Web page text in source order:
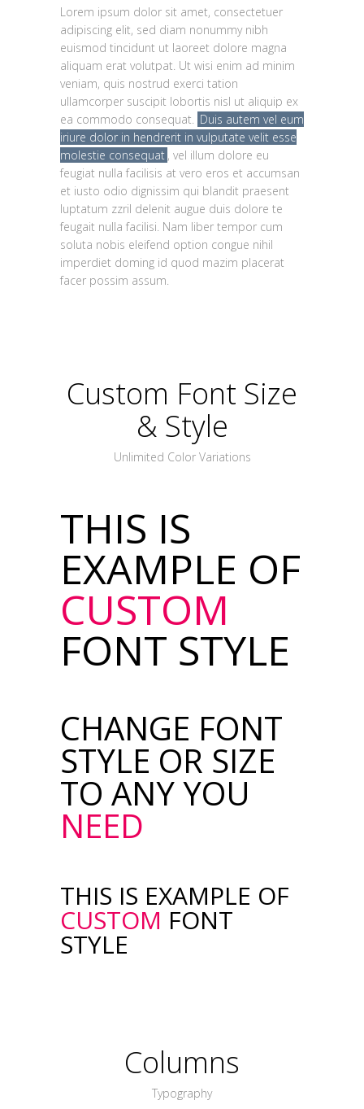
Lorem ipsum dolor sit amet, consectetuer
adipiscing elit, sed diam nonummy nibh
euismod tincidunt ut laoreet dolore magna
aliquam erat volutpat. Ut wisi enim ad minim
veniam, quis nostrud exerci tation
ullamcorper suscipit lobortis nisl ut aliquip ex
ea commodo consequat. Duis autem vel eum
iriure dolor in hendrerit in vulputate velit esse
molestie consequat , vel illum dolore eu
feugiat nulla facilisis at vero eros et accumsan
et iusto odio dignissim qui blandit praesent
luptatum zzril delenit augue duis dolore te
feugait nulla facilisi. Nam liber tempor cum
soluta nobis eleifend option congue nihil
imperdiet doming id quod mazim placerat
facer possim assum.
Custom Font Size
& Style
Unlimited Color Variations
THIS IS
EXAMPLE OF
CUSTOM
FONT STYLE
CHANGE FONT
STYLE OR SIZE
TO ANY YOU
NEED
THIS IS EXAMPLE OF
CUSTOM FONT
STYLE
Columns
Typography